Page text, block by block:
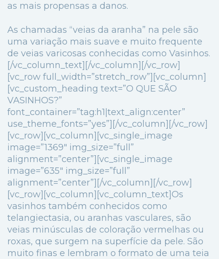
as mais propensas a danos.
As chamadas “veias da aranha” na pele são
uma variação mais suave e muito frequente
de veias varicosas conhecidas como Vasinhos.
[/vc_column_text][/vc_column][/vc_row]
[vc_row full_width=”stretch_row”][vc_column]
[vc_custom_heading text=”O QUE SÃO
VASINHOS?”
font_container=”tag:h1|text_align:center”
use_theme_fonts=”yes”][/vc_column][/vc_row]
[vc_row][vc_column][vc_single_image
image=”1369″ img_size=”full”
alignment=”center”][vc_single_image
image=”635″ img_size=”full”
alignment=”center”][/vc_column][/vc_row]
[vc_row][vc_column][vc_column_text]Os
vasinhos também conhecidos como
telangiectasia, ou aranhas vasculares, são
veias minúsculas de coloração vermelhas ou
roxas, que surgem na superfície da pele. São
muito finas e lembram o formato de uma teia